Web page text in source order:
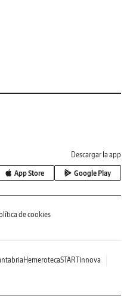
Descargar la app
App Store Google Play
de cookies
HemerotecaSTARTinnova